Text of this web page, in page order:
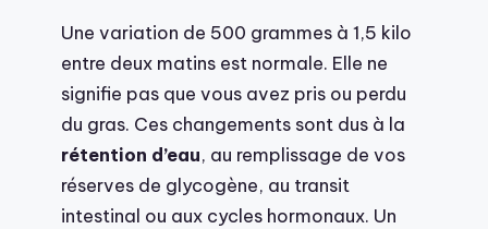
Une variation de 500 grammes à 1,5 kilo
entre deux matins est normale. Elle ne
signifie pas que vous avez pris ou perdu
du gras. Ces changements sont dus à la
rétention d’eau, au remplissage de vos
réserves de glycogène, au transit
intestinal ou aux cycles hormonaux. Un